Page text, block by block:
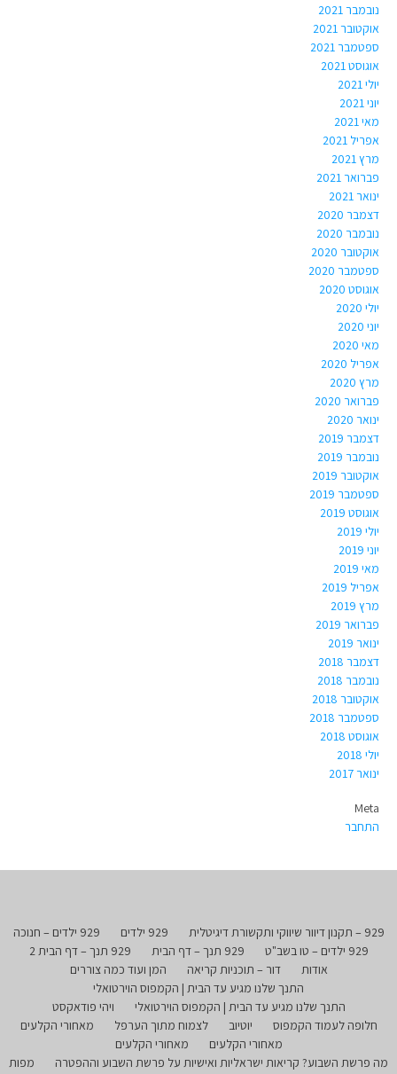
נובמבר 2021
אוקטובר 2021
ספטמבר 2021
אוגוסט 2021
יולי 2021
יוני 2021
מאי 2021
אפריל 2021
מרץ 2021
פברואר 2021
ינואר 2021
דצמבר 2020
נובמבר 2020
אוקטובר 2020
ספטמבר 2020
אוגוסט 2020
יולי 2020
יוני 2020
מאי 2020
אפריל 2020
מרץ 2020
פברואר 2020
ינואר 2020
דצמבר 2019
נובמבר 2019
אוקטובר 2019
ספטמבר 2019
אוגוסט 2019
יולי 2019
יוני 2019
מאי 2019
אפריל 2019
מרץ 2019
פברואר 2019
ינואר 2019
דצמבר 2018
נובמבר 2018
אוקטובר 2018
ספטמבר 2018
אוגוסט 2018
יולי 2018
ינואר 2017
Meta
התחבר
929 – תקנון דיוור שיווקי ותקשורת דיגיטלית 929 ילדים
929 ילדים – חנוכה
929 ילדים – טו בשב"ט
929 תנך – דף הבית
929 תנך – דף הבית 2
אודות
דור – תוכניות קריאה
המן ועוד כמה צוררים
התנך שלנו מגיע עד הבית | הקמפוס הוירטואלי
התנך שלנו מגיע עד הבית | הקמפוס הוירטואלי
ויהי פודאקסט
חלופה לעמוד הקמפוס
יוטיוב לצמוח מתוך הערפל
מאחורי הקלעים
מאחורי הקלעים
מאחורי הקלעים
מה פרשת השבוע? קריאות ישראליות ואישיות על פרשת השבוע וההפטרה
מפות